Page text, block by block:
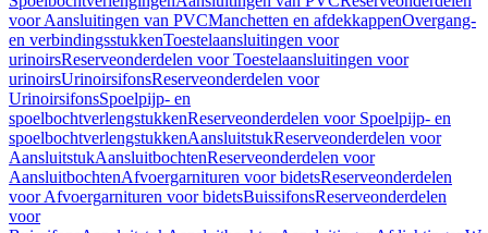
voor Aansluitingen van PVCManchetten en afdekkappenOvergang-
en verbindingsstukkenToestelaansluitingen voor
urinoirsReserveonderdelen voor Toestelaansluitingen voor
urinoirsUrinoirsifonsReserveonderdelen voor
UrinoirsifonsSpoelpijp- en
spoelbochtverlengstukkenReserveonderdelen voor Spoelpijp- en
spoelbochtverlengstukkenAansluitstukReserveonderdelen voor
AansluitstukAansluitbochtenReserveonderdelen voor
AansluitbochtenAfvoergarnituren voor bidetsReserveonderdelen
voor Afvoergarnituren voor bidetsBuissifonsReserveonderdelen
voor